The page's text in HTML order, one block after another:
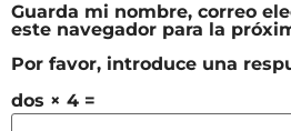
Guarda mi nombre, correo
este navegador para la
Por favor, introduce una
dos × 4 =